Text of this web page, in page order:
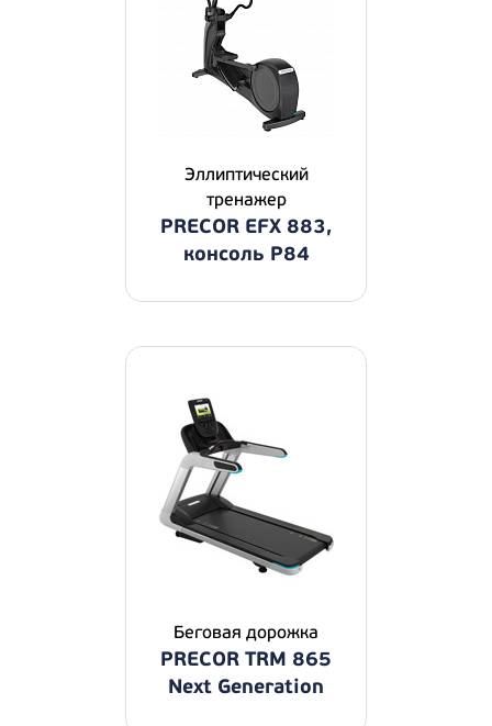
Эллиптический
тренажер
PRECOR EFX 883,
консоль P84
Беговая дорожка
PRECOR TRM 865
Next Generation